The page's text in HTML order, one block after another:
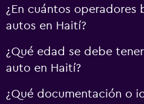
¿En cuántos operadores
autos en Haití?
¿Qué edad se debe
auto en Haití?
¿Qué documentación o